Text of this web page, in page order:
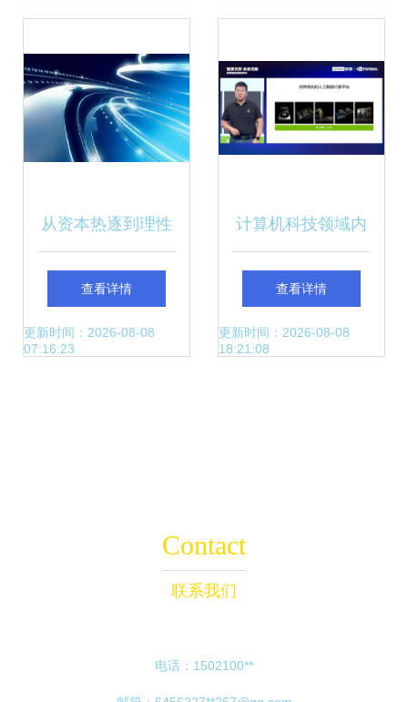
从资本热逐到理性
回归 区块链技术的
跌宕十年
查看详情
更新时间：2026-08-08
07:16:23
计算机科技领域内
的技术开发 创新与
挑战
查看详情
更新时间：2026-08-08
18:21:08
Contact
联系我们
电话：1502100**